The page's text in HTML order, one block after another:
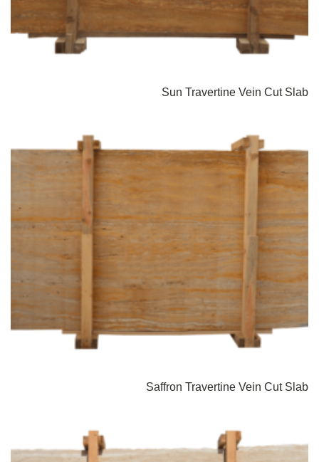
Sun Travertine Vein Cut Slab
Saffron Travertine Vein Cut Slab